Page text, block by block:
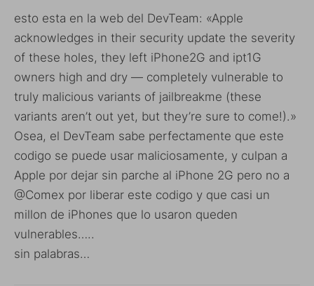
esto esta en la web del DevTeam: «Apple
acknowledges in their security update the severity
of these holes, they left iPhone2G and ipt1G
owners high and dry — completely vulnerable to
truly malicious variants of jailbreakme (these
variants aren’t out yet, but they’re sure to come!).»
Osea, el DevTeam sabe perfectamente que este
codigo se puede usar maliciosamente, y culpan a
Apple por dejar sin parche al iPhone 2G pero no a
@Comex por liberar este codigo y que casi un
millon de iPhones que lo usaron queden
vulnerables…..
sin palabras…